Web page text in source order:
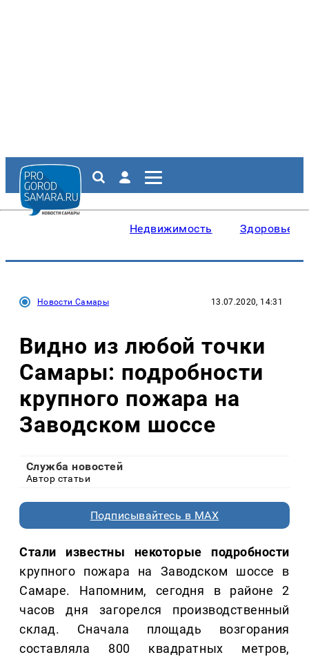
Недвижимость Здоровье
Новости Самары 13.07.2020, 14:31
Видно из любой точки
Самары: подробности
крупного пожара на
Заводском шоссе
Служба новостей
Автор статьи
Подписывайтесь в MAX
Стали известны некоторые подробности
крупного пожара на Заводском шоссе в
Самаре. Напомним, сегодня в районе 2
часов дня загорелся производственный
склад. Сначала площадь возгорания
составляла 800 квадратных метров,